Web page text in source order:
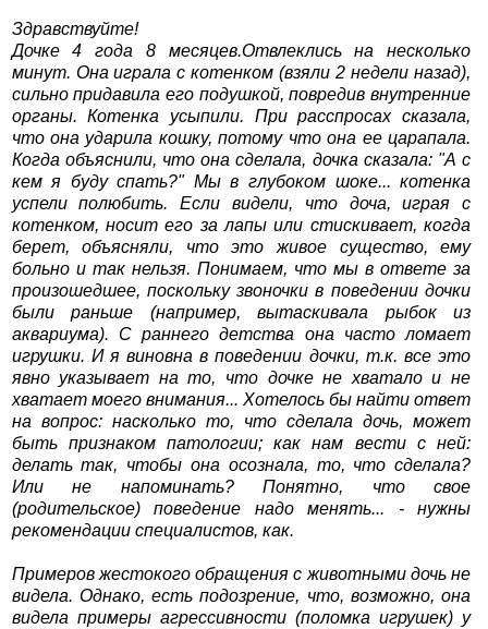
Здравствуйте!
Дочке 4 года 8 месяцев.Отвлеклись на несколько
минут. Она играла с котенком (взяли 2 недели назад),
сильно придавила его подушкой, повредив внутренние
органы. Котенка усыпили. При расспросах сказала,
что она ударила кошку, потому что она ее царапала.
Когда объяснили, что она сделала, дочка сказала: "А с
кем я буду спать?" Мы в глубоком шоке... котенка
успели полюбить. Если видели, что доча, играя с
котенком, носит его за лапы или стискивает, когда
берет, объясняли, что это живое существо, ему
больно и так нельзя. Понимаем, что мы в ответе за
произошедшее, поскольку звоночки в поведении дочки
были раньше (например, вытаскивала рыбок из
аквариума). С раннего детства она часто ломает
игрушки. И я виновна в поведении дочки, т.к. все это
явно указывает на то, что дочке не хватало и не
хватает моего внимания... Хотелось бы найти ответ
на вопрос: насколько то, что сделала дочь, может
быть признаком патологии; как нам вести с ней:
делать так, чтобы она осознала, то, что сделала?
Или не напоминать? Понятно, что свое
(родительское) поведение надо менять... - нужны
рекомендации специалистов, как.
Примеров жестокого обращения с животными дочь не
видела. Однако, есть подозрение, что, возможно, она
видела примеры агрессивности (поломка игрушек) у